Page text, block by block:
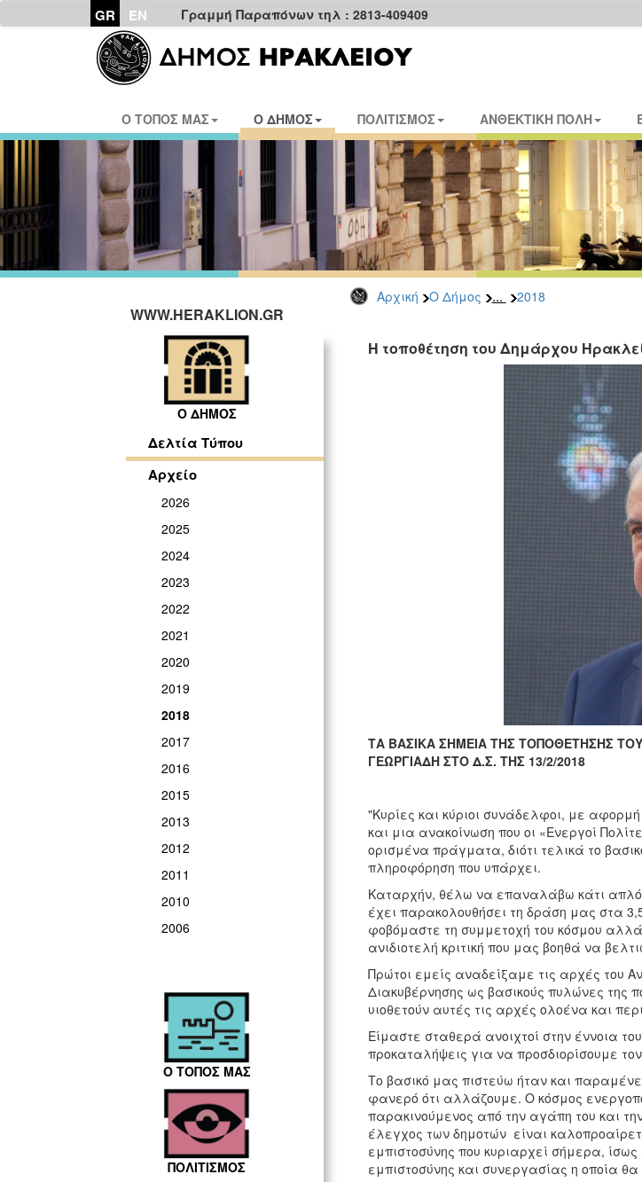
GR EN Γραμμή Παραπόνων τηλ : 2813-409409
Ο ΤΟΠΟΣ ΜΑΣ Ο ΔΗΜΟΣ ΠΟΛΙΤΙΣΜΟΣ ΑΝΘΕΚΤΙΚΗ ΠΟΛΗ
Αρχική Ο Δήμος ... 2018
WWW.HERAKLION.GR
Ο ΔΗΜΟΣ
Δελτία Τύπου
Αρχείο
2026
2025
2024
2023
2022
2021
2020
2019
2018
2017
2016
2015
2013
2012
2011
2010
2006
Ο ΤΟΠΟΣ ΜΑΣ
ΠΟΛΙΤΙΣΜΟΣ
Η τοποθέτηση του Δημάρχου
ΤΑ ΒΑΣΙΚΑ ΣΗΜΕΙΑ ΤΗΣ ΤΟΠΟΘΕΤΗΣΗΣ
ΓΕΩΡΓΙΑΔΗ ΣΤΟ Δ.Σ. ΤΗΣ 13/2/2018
"Κυρίες και κύριοι συνάδελφοι, με
και μια ανακοίνωση που οι «Ενεργοί
ορισμένα πράγματα, διότι τελικά το
πληροφόρηση που υπάρχει.
Καταρχήν, θέλω να επαναλάβω κάτι
έχει παρακολουθήσει τη δράση μας στα
φοβόμαστε τη συμμετοχή του κόσμου αλλά
ανιδιοτελή κριτική που μας βοηθά να
Πρώτοι εμείς αναδείξαμε τις αρχές του
Διακυβέρνησης ως βασικούς πυλώνες της
υιοθετούν αυτές τις αρχές ολοένα και
Είμαστε σταθερά ανοιχτοί στην έννοια
προκαταλήψεις για να προσδιορίσουμε
Το βασικό μας πιστεύω ήταν και
φανερό ότι αλλάζουμε. Ο κόσμος
παρακινούμενος από την αγάπη του και
έλεγχος των δημοτών είναι
εμπιστοσύνης που κυριαρχεί σήμερα,
εμπιστοσύνης και συνεργασίας η οποία